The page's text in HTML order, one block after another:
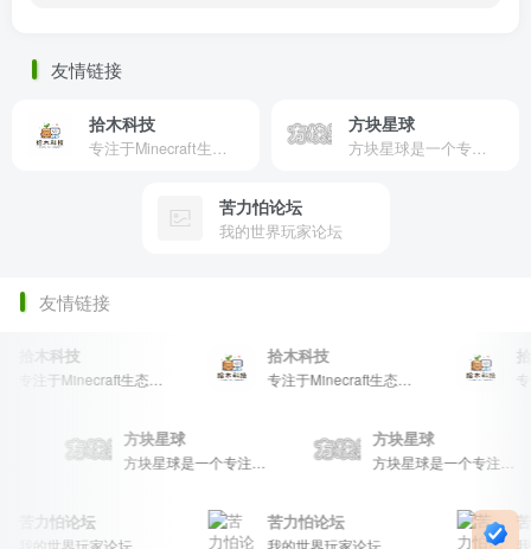
友情链接
拾木科技
专注于Minecraft生态建设
方块星球
方块星球是一个专注于我的世界的中文论坛，提供丰富的资源分享、玩家交流和创意展示，包括地图、皮肤、数据包等内容，打造Minecraft玩家的专属社区乐园！
苦力怕论坛
我的世界玩家论坛
友情链接
木科技
专注于Minecraft生态建设
拾木科技
专注于Minecraft生态建设
拾
方块星球 方块星球
力怕论坛 苦力怕论坛 苦